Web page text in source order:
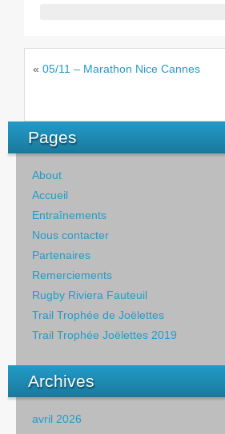
« 05/11 – Marathon Nice Cannes
Pages
About
Accueil
Entraînements
Nous contacter
Partenaires
Remerciements
Rugby Riviera Fauteuil
Trail Trophée de Joëlettes
Trail Trophée Joëlettes 2019
Archives
avril 2026